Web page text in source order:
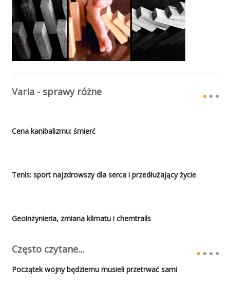
Varia - sprawy różne
Cena kanibalizmu: śmierć
Tenis: sport najzdrowszy dla serca i przedłużający życie
Geoinżynieria, zmiana klimatu i chemtrails
Często czytane...
Początek wojny będziemu musieli przetrwać sami